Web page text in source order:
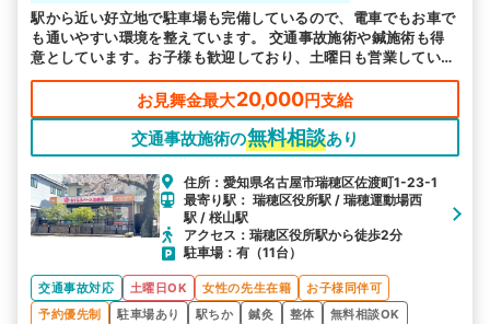
駅から探す 院名から探す
駅から近い好立地で駐車場も完備しているので、電車でもお車で
も通いやすい環境を整えています。 交通事故施術や鍼施術も得
意としています。お子様も歓迎しており、土曜日も営業している
ので忙しい方もご都合に合わせてお越しいただけます。
お見舞金最大20,000円支給
交通事故施術の無料相談あり
住所：愛知県名古屋市瑞穂区佐渡町1-23-1
最寄り駅： 瑞穂区役所駅 / 瑞穂運動場西
駅 / 桜山駅
アクセス：瑞穂区役所駅から徒歩2分
駐車場：有（11台）
交通事故対応 土曜日OK 女性の先生在籍
お子様同伴可
予約優先制
駐車場あり 駅ちか 鍼灸 整体
無料相談OK